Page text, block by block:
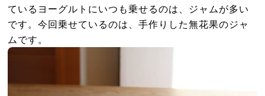
ているヨーグルトにいつも乗せるのは、ジャムが多い
です。今回乗せているのは、手作りした無花果のジャ
ムです。